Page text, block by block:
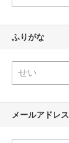
ふりがな
メールアドレス